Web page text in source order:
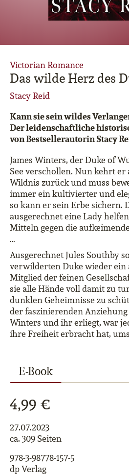
Das wilde Herz des
Stacy Reid
Victorian Romance
Kann sie sein wildes
Der leidenschaftliche
von Bestsellerautorin Stacy
James Winters, der Duke of
See verschollen. Nun kehrt er
Wildnis zurück und muss
immer ein kultivierter und
so kann er sein Erbe sichern.
ausgerechnet eine Lady
Mitteln gegen die
…
Ausgerechnet Jules Southby
verwilderten Duke wieder ein
Mitglied der feinen
sie alle Hände voll damit zu
dunklen Geheimnisse zu
der faszinierenden Anziehung
Winters und ihr erliegt, war
ihre Freiheit erbracht hat,
E-Book
4,99 €
27.07.2023
ca. 309 Seiten
978-3-98778-157-5
dp Verlag